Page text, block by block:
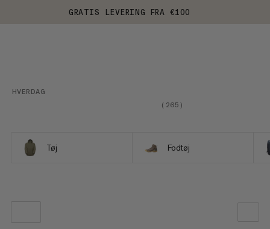
GRATIS LEVERING FRA €100
HVERDAG
( 265 )
Tøj Fodtøj